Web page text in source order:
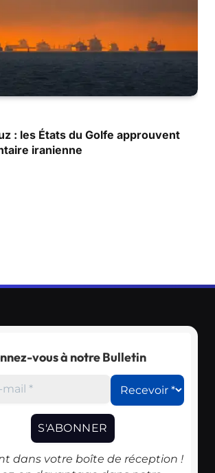
: les États du Golfe approuvent
iranienne
vous à notre Bulletin
dans votre boîte de réception !